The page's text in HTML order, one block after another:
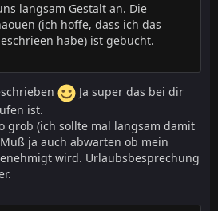
langsam Gestalt an. Die
(ich hoffe, dass ich das
habe) ist gebucht.
Ja super das bei dir
ist.
grob (ich sollte mal langsam damit
ja auch abwarten ob mein
wird. Urlaubsbesprechung